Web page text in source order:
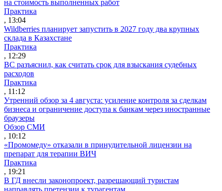
на стоимость выполненных работ
Практика
, 13:04
Wildberries планирует запустить в 2027 году два крупных
склада в Казахстане
Практика
, 12:29
ВС разъяснил, как считать срок для взыскания судебных
расходов
Практика
, 11:12
Утренний обзор за 4 августа: усиление контроля за сделкам
бизнеса и ограничение доступа к банкам через иностранные
браузеры
Обзор СМИ
, 10:12
«Промомеду» отказали в принудительной лицензии на
препарат для терапии ВИЧ
Практика
, 19:21
В ГД внесли законопроект, разрешающий туристам
направлять претензии к турагентам